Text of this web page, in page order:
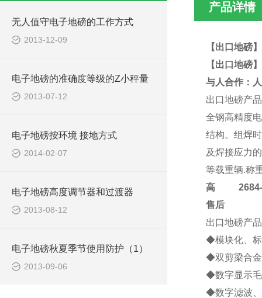
无人值守电子地磅的工作方式
2013-12-09
电子地磅的准确度等级的Z小秤量
2013-07-12
电子地磅按环境 接地方式
2014-02-07
电子地磅高度调节器和过渡器
2013-08-12
电子地磅秋夏季节使用防护（1）
2013-09-06
产品详情
【出口地磅
【出口地磅
与人合作：
出口地磅产
全钢高精度
结构。组焊
及焊接应力
等载重辆.称
高2684-
售后
出口地磅产
◆模块化、标
◆双剪梁合金
◆数字显示毛
◆数字滤波、